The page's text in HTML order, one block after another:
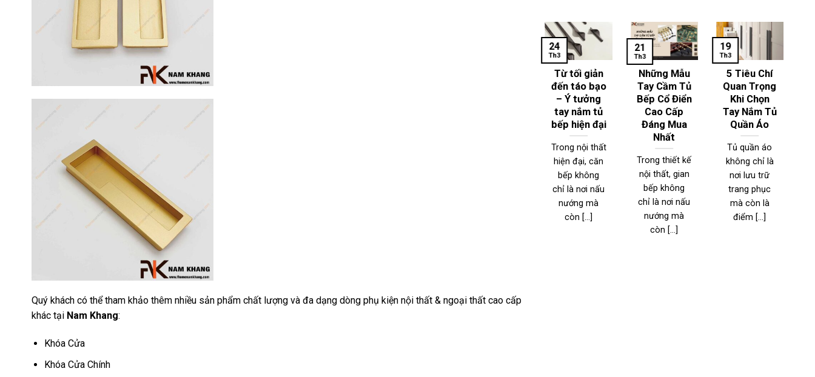
Quý khách có thể tham khảo thêm nhiều sản phẩm chất lượng và đa dạng dòng phụ kiện nội thất & ngoại thất cao cấp
khác tại Nam Khang:
Khóa Cửa
Khóa Cửa Chính
Từ tối giản
đến táo bạo
– Ý tưởng
tay nắm tủ
bếp hiện đại
Trong nội thất
hiện đại, căn
bếp không
chỉ là nơi nấu
nướng mà
còn [...]
24
Th3
Những Mẫu
Tay Cầm Tủ
Bếp Cổ Điển
Cao Cấp
Đáng Mua
Nhất
Trong thiết kế
nội thất, gian
bếp không
chỉ là nơi nấu
nướng mà
còn [...]
21
Th3
5 Tiêu Chí
Quan Trọng
Khi Chọn
Tay Nắm Tủ
Quần Áo
Tủ quần áo
không chỉ là
nơi lưu trữ
trang phục
mà còn là
điểm [...]
19
Th3
sử dụng tay
nắm tủ hiệu